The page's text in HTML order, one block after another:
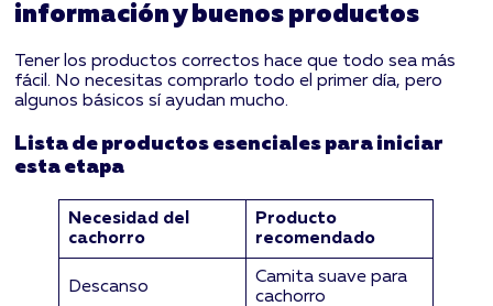
información y buenos productos
Tener los productos correctos hace que todo sea más
fácil. No necesitas comprarlo todo el primer día, pero
algunos básicos sí ayudan mucho.
Lista de productos esenciales para iniciar
esta etapa
Necesidad del
cachorro
Producto
recomendado
Descanso
Camita suave para
cachorro